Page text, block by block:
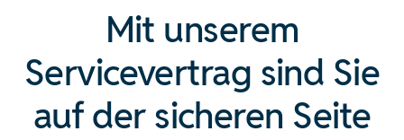
Mit unserem
Servicevertrag sind Sie
auf der sicheren Seite